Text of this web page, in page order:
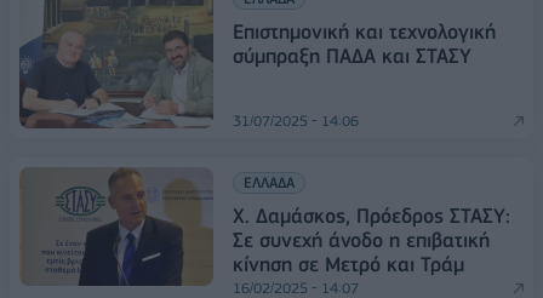
Επιστημονική και τεχνολογική
σύμπραξη ΠΑΔΑ και ΣΤΑΣΥ
31/07/2025 - 14:06
ΕΛΛΑΔΑ
Χ. Δαμάσκος, Πρόεδρος ΣΤΑΣΥ:
Σε συνεχή άνοδο η επιβατική
κίνηση σε Μετρό και Τράμ
16/02/2025 - 14:07